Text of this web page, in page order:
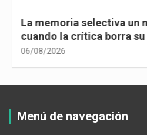
La memoria selectiva un
cuando la crítica borra
06/08/2026
Menú de navegación